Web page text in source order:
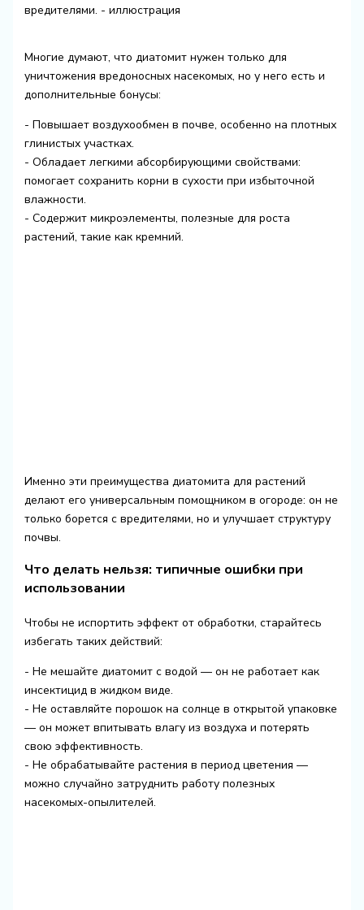
Многие думают, что диатомит нужен только для
уничтожения вредоносных насекомых, но у него есть и
дополнительные бонусы:
- Повышает воздухообмен в почве, особенно на плотных
глинистых участках.
- Обладает легкими абсорбирующими свойствами:
помогает сохранить корни в сухости при избыточной
влажности.
- Содержит микроэлементы, полезные для роста
растений, такие как кремний.
Именно эти преимущества диатомита для растений
делают его универсальным помощником в огороде: он не
только борется с вредителями, но и улучшает структуру
почвы.
Что делать нельзя: типичные ошибки при
использовании
Чтобы не испортить эффект от обработки, старайтесь
избегать таких действий:
- Не мешайте диатомит с водой — он не работает как
инсектицид в жидком виде.
- Не оставляйте порошок на солнце в открытой упаковке
— он может впитывать влагу из воздуха и потерять
свою эффективность.
- Не обрабатывайте растения в период цветения —
можно случайно затруднить работу полезных
насекомых-опылителей.